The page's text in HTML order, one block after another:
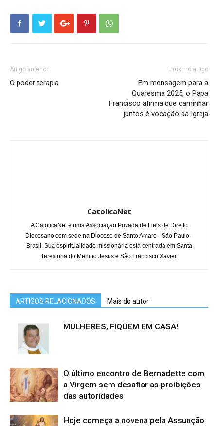
Artigo anterior
O poder terapia
Próximo artigo
Em mensagem para a
Quaresma 2025, o Papa
Francisco afirma que caminhar
juntos é vocação da Igreja
CatolicaNet
A CatolicaNet é uma Associação Privada de Fiéis de Direito
Diocesano com sede na Diocese de Santo Amaro - São Paulo -
Brasil. Sua espiritualidade missionária está centrada em Santa
Teresinha do Menino Jesus e São Francisco Xavier.
ARTIGOS RELACIONADOS Mais do autor
MULHERES, FIQUEM EM CASA!
O último encontro de Bernadette com
a Virgem sem desafiar as proibições
das autoridades
Hoje começa a novena pela Assunção